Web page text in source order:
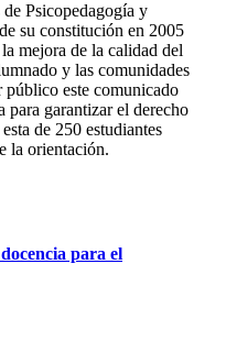
Psicopedagogía y
su constitución en 2005
mejora de la calidad del
y las comunidades
público este comunicado
para garantizar el derecho
de 250 estudiantes
la orientación.
para el